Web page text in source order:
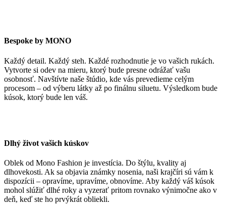
Bespoke by MONO
Každý detail. Každý steh. Každé rozhodnutie je vo vašich rukách.
Vytvorte si odev na mieru, ktorý bude presne odrážať vašu
osobnosť. Navštívte naše štúdio, kde vás prevedieme celým
procesom – od výberu látky až po finálnu siluetu. Výsledkom bude
kúsok, ktorý bude len váš.
Dlhý život vašich kúskov
Oblek od Mono Fashion je investícia. Do štýlu, kvality aj
dlhovekosti. Ak sa objavia známky nosenia, naši krajčíri sú vám k
dispozícii – opravíme, upravíme, obnovíme. Aby každý váš kúsok
mohol slúžiť dlhé roky a vyzerať pritom rovnako výnimočne ako v
deň, keď ste ho prvýkrát obliekli.